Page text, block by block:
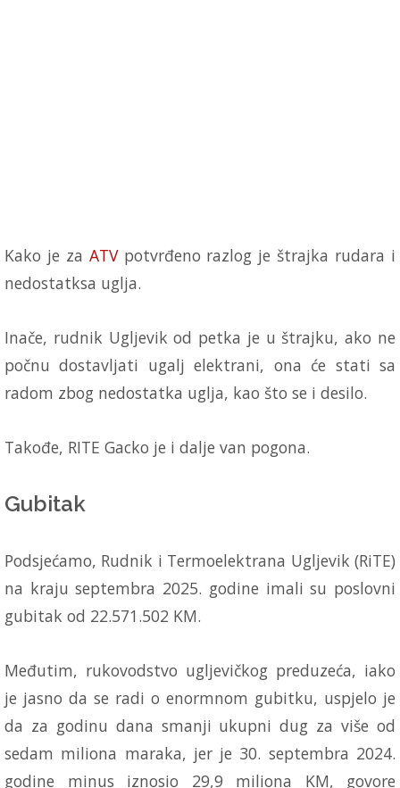
Kako je za ATVpotvrđeno razlog je štrajka rudara i
nedostatksa uglja.
Inače, rudnik Ugljevik od petka je u štrajku, ako ne
počnu dostavljati ugalj elektrani, ona će stati sa
radom zbog nedostatka uglja, kao što se i desilo.
Takođe, RITE Gacko je i dalje van pogona.
Gubitak
Podsjećamo, Rudnik i Termoelektrana Ugljevik (RiTE)
na kraju septembra 2025. godine imali su poslovni
gubitak od 22.571.502 KM.
Međutim, rukovodstvo ugljevičkog preduzeća, iako
je jasno da se radi o enormnom gubitku, uspjelo je
da za godinu dana smanji ukupni dug za više od
sedam miliona maraka, jer je 30. septembra 2024.
godine minus iznosio 29,9 miliona KM, govore